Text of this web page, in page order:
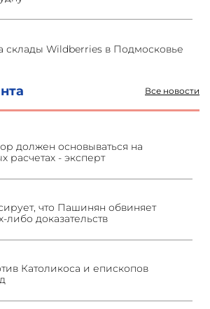
Все новости
должен основываться на
расчетах - эксперт
что Пашинян обвиняет
либо доказательств
Католикоса и епископов
склады Wildberries в Подмосковье
ОДКБ допускает применение
СНБ Армении в Тбилиси